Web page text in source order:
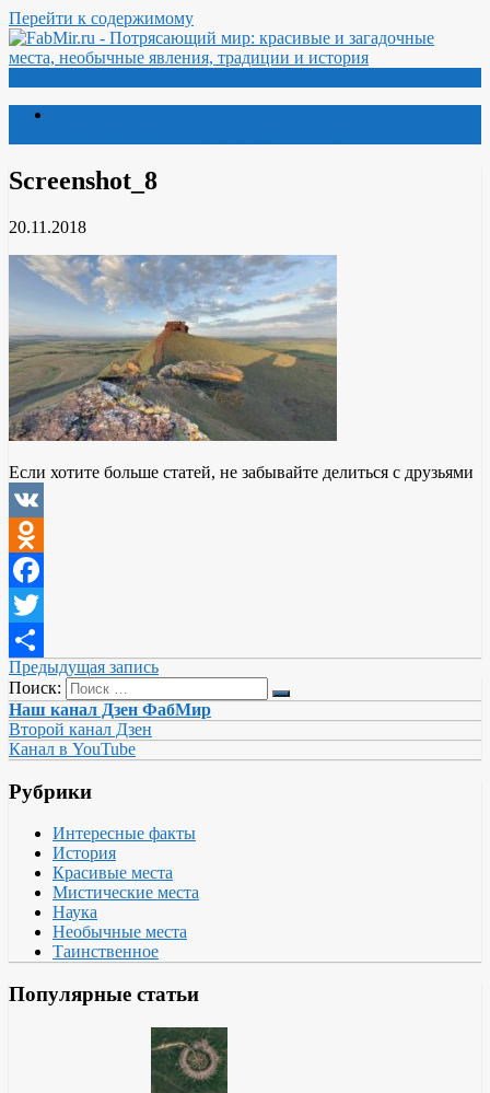
Перейти к содержимому
Screenshot_8
20.11.2018
Если хотите больше статей, не забывайте делиться с друзьями
VK
Odnoklassniki
Facebook
Twitter
Отправить
Предыдущая запись
Поиск:
Наш канал Дзен ФабМир
Второй канал Дзен
Канал в YouTube
Рубрики
Интересные факты
История
Красивые места
Мистические места
Наука
Необычные места
Таинственное
Популярные статьи